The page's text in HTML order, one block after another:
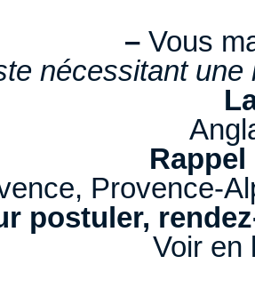
– Vous
nécessitant
Provence-
postuler,
Voir en